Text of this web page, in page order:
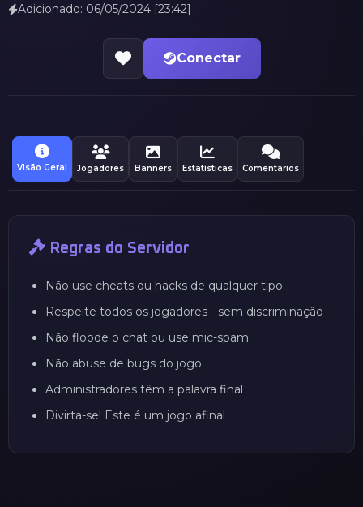
Adicionado: 06/05/2024 [23:42]
Conectar
Visão Geral Jogadores Banners Estatísticas Comentários
Regras do Servidor
Não use cheats ou hacks de qualquer tipo
Respeite todos os jogadores - sem discriminação
Não floode o chat ou use mic-spam
Não abuse de bugs do jogo
Administradores têm a palavra final
Divirta-se! Este é um jogo afinal